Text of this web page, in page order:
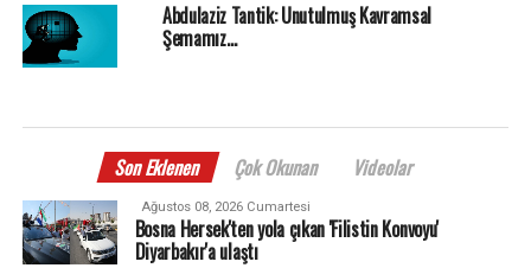
Abdulaziz Tantik: Unutulmuş Kavramsal
Şemamız…
Son Eklenen Çok Okunan Videolar
Ağustos 08, 2026 Cumartesi
Bosna Hersek'ten yola çıkan 'Filistin Konvoyu'
Diyarbakır'a ulaştı